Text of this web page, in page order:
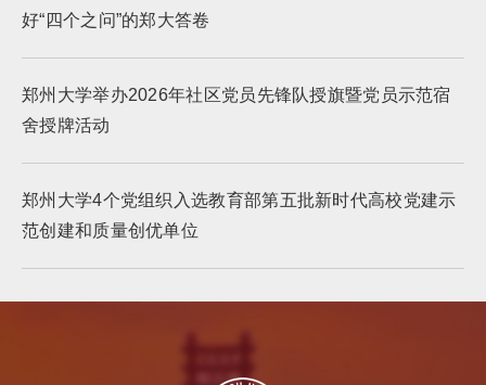
好“四个之问”的郑大答卷
郑州大学举办2026年社区党员先锋队授旗暨党员示范宿
舍授牌活动
郑州大学4个党组织入选教育部第五批新时代高校党建示
范创建和质量创优单位